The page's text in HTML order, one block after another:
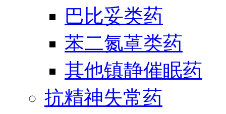
巴比妥类药
苯二氮䓬类药
其他镇静催眠药
抗精神失常药